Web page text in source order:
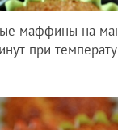
маффины на
при